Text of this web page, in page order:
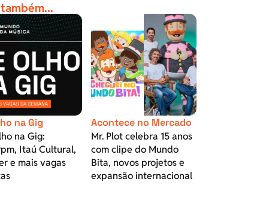
na Gig
na Gig:
Itaú Cultural,
e mais vagas
Acontece no Mercado
Mr. Plot celebra 15 anos
com clipe do Mundo
Bita, novos projetos e
expansão internacional